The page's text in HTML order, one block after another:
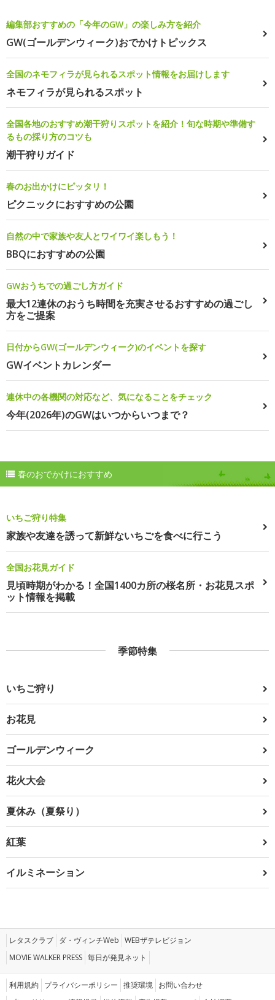
編集部おすすめの「今年のGW」の楽しみ方を紹介
GW(ゴールデンウィーク)おでかけトピックス
全国のネモフィラが見られるスポット情報をお届けします
ネモフィラが見られるスポット
全国各地のおすすめ潮干狩りスポットを紹介！旬な時期や準備す
るもの採り方のコツも
潮干狩りガイド
春のお出かけにピッタリ！
ピクニックにおすすめの公園
自然の中で家族や友人とワイワイ楽しもう！
BBQにおすすめの公園
GWおうちでの過ごし方ガイド
最大12連休のおうち時間を充実させるおすすめの過ごし
方をご提案
日付からGW(ゴールデンウィーク)のイベントを探す
GWイベントカレンダー
連休中の各機関の対応など、気になることをチェック
今年(2026年)のGWはいつからいつまで？
春のおでかけにおすすめ
いちご狩り特集
家族や友達を誘って新鮮ないちごを食べに行こう
全国お花見ガイド
見頃時期がわかる！全国1400カ所の桜名所・お花見スポ
ット情報を掲載
季節特集
いちご狩り
お花見
ゴールデンウィーク
花火大会
夏休み（夏祭り）
紅葉
イルミネーション
レタスクラブ ダ・ヴィンチWeb WEBザテレビジョン
MOVIE WALKER PRESS 毎日が発見ネット
利用規約 プライバシーポリシー 推奨環境 お問い合わせ